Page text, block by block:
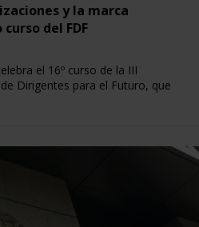
y la marca
del FDF
el 16º curso de la III
Dirigentes para el Futuro, que